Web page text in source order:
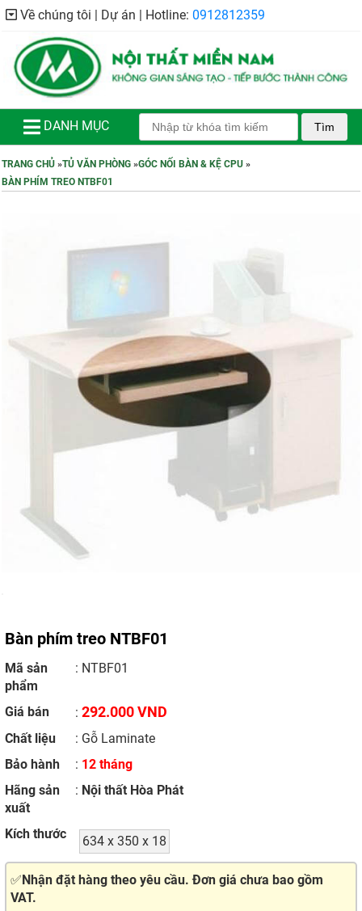
Về chúng tôi | Dự án | Hotline: 0912812359
DANH MỤC Tìm
TRANG CHỦ »TỦ VĂN PHÒNG »GÓC NỐI BÀN & KỆ CPU »
BÀN PHÍM TREO NTBF01
Bàn phím treo NTBF01
Mã sản
phẩm
: NTBF01
Giá bán :292.000 VND
Chất liệu
: Gỗ Laminate
Bảo hành
: 12 tháng
Hãng sản
xuất
: Nội thất Hòa Phát
Kích thước 634 x 350 x 18
✅ Nhận đặt hàng theo yêu cầu. Đơn giá chưa bao gồm
VAT.